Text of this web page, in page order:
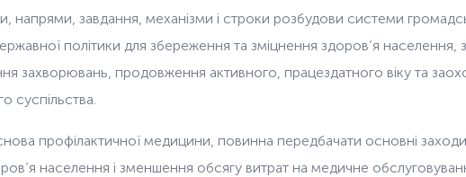
напрями, завдання, механізми і строки розбудови системи
політики для збереження та зміцнення здоров’я населення,
захворювань, продовження активного, працездатного віку та
суспільства.
профілактичної медицини, повинна передбачати основні
населення і зменшення обсягу витрат на медичне